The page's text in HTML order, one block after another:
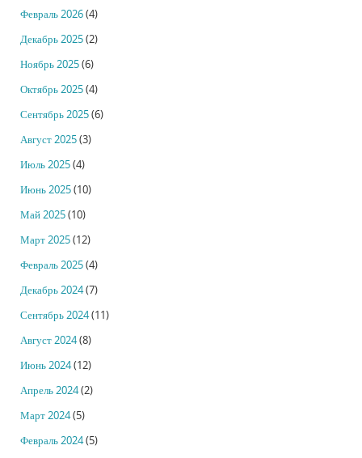
Февраль 2026(4)
Декабрь 2025(2)
Ноябрь 2025(6)
Октябрь 2025(4)
Сентябрь 2025(6)
Август 2025(3)
Июль 2025(4)
Июнь 2025(10)
Май 2025(10)
Март 2025(12)
Февраль 2025(4)
Декабрь 2024(7)
Сентябрь 2024(11)
Август 2024(8)
Июнь 2024(12)
Апрель 2024(2)
Март 2024(5)
Февраль 2024(5)